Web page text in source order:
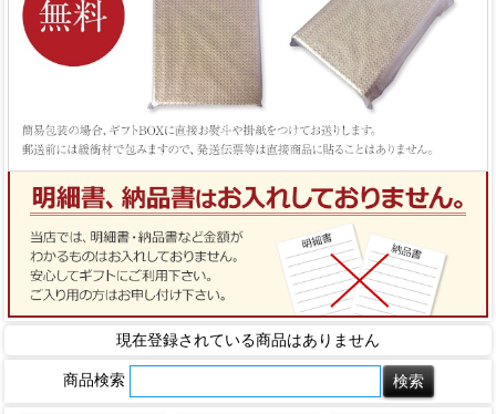
現在登録されている商品はありません
商品検索